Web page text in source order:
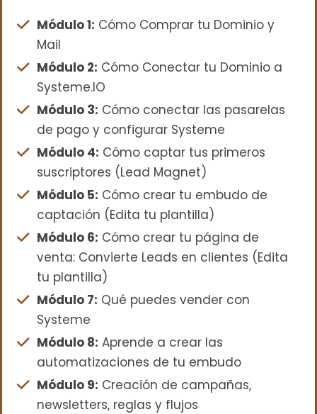
Módulo 1: Cómo Comprar tu Dominio y
Mail
Módulo 2: Cómo Conectar tu Dominio a
Systeme.IO
Módulo 3: Cómo conectar las pasarelas
de pago y configurar Systeme
Módulo 4: Cómo captar tus primeros
suscriptores (Lead Magnet)
Módulo 5: Cómo crear tu embudo de
captación (Edita tu plantilla)
Módulo 6: Cómo crear tu página de
venta: Convierte Leads en clientes (Edita
tu plantilla)
Módulo 7: Qué puedes vender con
Systeme
Módulo 8: Aprende a crear las
automatizaciones de tu embudo
Módulo 9: Creación de campañas,
newsletters, reglas y flujos